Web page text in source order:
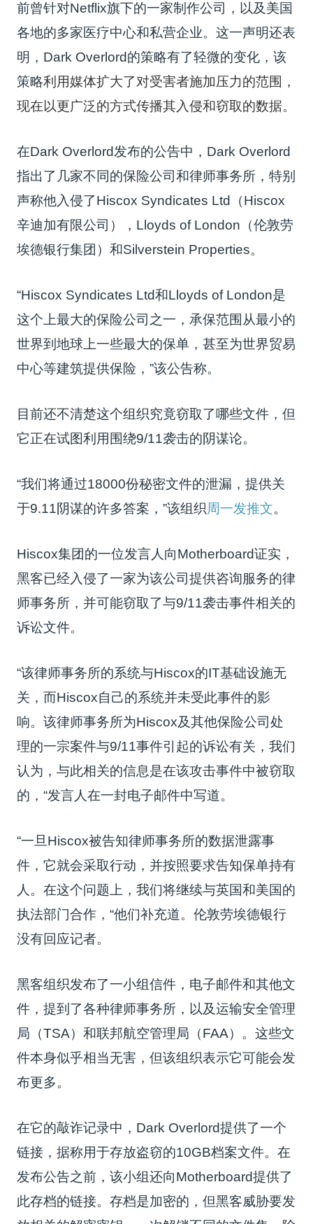
前曾针对Netflix旗下的一家制作公司，以及美国
各地的多家医疗中心和私营企业。这一声明还表
明， Dark Overlord的策略有了轻微的变化，该
策略利用媒体扩大了对受害者施加压力的范围，
现在以更广泛的方式传播其入侵和窃取的数据。
在Dark Overlord发布的公告中，Dark Overlord
指出了几家不同的保险公司和律师事务所，特别
声称他入侵了Hiscox Syndicates Ltd（Hiscox
辛迪加有限公司），Lloyds of London（伦敦劳
埃德银行集团）和Silverstein Properties。
“Hiscox Syndicates Ltd和Lloyds of London是
这个上最大的保险公司之一，承保范围从最小的
世界到地球上一些最大的保单，甚至为世界贸易
中心等建筑提供保险，”该公告称。
目前还不清楚这个组织究竟窃取了哪些文件，但
它正在试图利用围绕9/11袭击的阴谋论。
“我们将通过18000份秘密文件的泄漏，提供关
于9.11阴谋的许多答案，”该组织周一发推文。
Hiscox集团的一位发言人向Motherboard证实，
黑客已经入侵了一家为该公司提供咨询服务的律
师事务所，并可能窃取了与9/11袭击事件相关的
诉讼文件。
“该律师事务所的系统与Hiscox的IT基础设施无
关，而Hiscox自己的系统并未受此事件的影
响。该律师事务所为Hiscox及其他保险公司处
理的一宗案件与9/11事件引起的诉讼有关，我们
认为，与此相关的信息是在该攻击事件中被窃取
的，“发言人在一封电子邮件中写道。
“一旦Hiscox被告知律师事务所的数据泄露事
件，它就会采取行动，并按照要求告知保单持有
人。在这个问题上，我们将继续与英国和美国的
执法部门合作，“他们补充道。伦敦劳埃德银行
没有回应记者。
黑客组织发布了一小组信件，电子邮件和其他文
件，提到了各种律师事务所，以及运输安全管理
局（TSA）和联邦航空管理局（FAA）。这些文
件本身似乎相当无害，但该组织表示它可能会发
布更多。
在它的敲诈记录中，Dark Overlord提供了一个
链接，据称用于存放盗窃的10GB档案文件。在
发布公告之前，该小组还向Motherboard提供了
此存档的链接。存档是加密的，但黑客威胁要发